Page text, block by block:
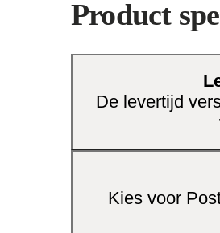
praktisch ingericht.
duurzame
Mooie balans
Eenvoudig te
Geef je
Product
De levertijd
Kies voor